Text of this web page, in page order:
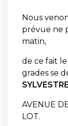
Nous
prévue ne
matin,
de ce fait
grades se
AVENUE
LOT.